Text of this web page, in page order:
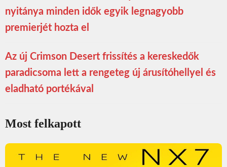
nyitánya minden idők egyik legnagyobb
premierjét hozta el
Az új Crimson Desert frissítés a kereskedők
paradicsoma lett a rengeteg új árusítóhellyel és
eladható portékával
Most felkapott